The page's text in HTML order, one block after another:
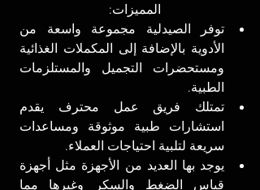
المميزات:
الطبية.
سريعة لتلبية احتياجات العملاء.